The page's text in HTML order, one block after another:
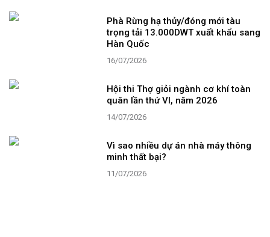
Phà Rừng hạ thủy/đóng mới tàu
trọng tải 13.000DWT xuất khẩu sang
Hàn Quốc
16/07/2026
Hội thi Thợ giỏi ngành cơ khí toàn
quân lần thứ VI, năm 2026
14/07/2026
Vì sao nhiều dự án nhà máy thông
minh thất bại?
11/07/2026